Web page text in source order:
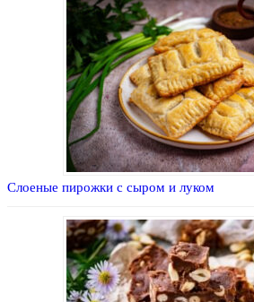
Слоеные пирожки с сыром и луком